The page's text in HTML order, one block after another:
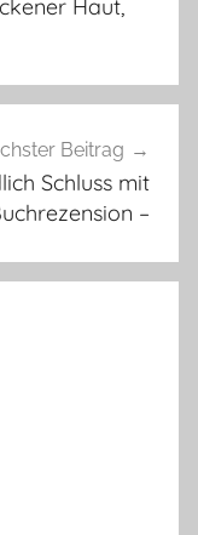
Haut,
Beitrag
Schluss mit
–